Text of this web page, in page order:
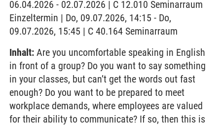
06.04.2026 - 02.07.2026 | C 12.010 Seminarraum
Einzeltermin | Do, 09.07.2026, 14:15 - Do,
09.07.2026, 15:45 | C 40.164 Seminarraum
Inhalt: Are you uncomfortable speaking in English
in front of a group? Do you want to say something
in your classes, but can’t get the words out fast
enough? Do you want to be prepared to meet
workplace demands, where employees are valued
for their ability to communicate? If so, then this is